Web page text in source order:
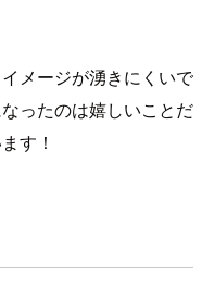
メージが湧きにくいで
ったのは嬉しいことだ
す！